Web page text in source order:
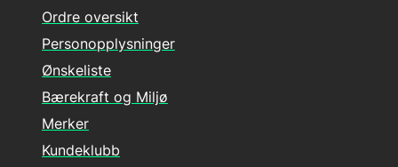
Ordre oversikt
Personopplysninger
Ønskeliste
Bærekraft og Miljø
Merker
Kundeklubb